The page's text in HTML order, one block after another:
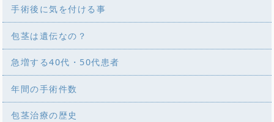
手術後に気を付ける事
包茎は遺伝なの？
急増する40代・50代患者
年間の手術件数
包茎治療の歴史